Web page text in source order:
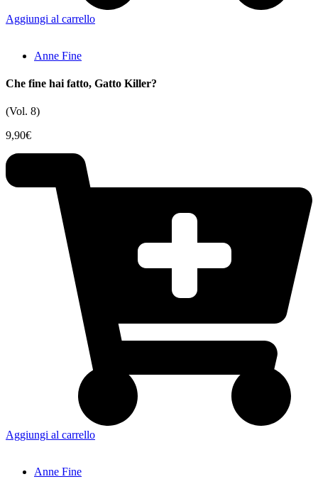
Aggiungi al carrello
Anne Fine
Che fine hai fatto, Gatto Killer?
(Vol. 8)
9,90€
Aggiungi al carrello
Anne Fine